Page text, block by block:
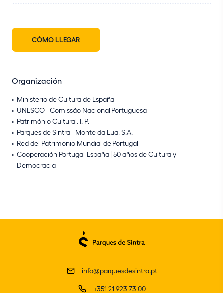
CÓMO LLEGAR
Organización
Ministerio de Cultura de España
UNESCO - Comissão Nacional Portuguesa
Património Cultural, I. P.
Parques de Sintra - Monte da Lua, S.A.
Red del Patrimonio Mundial de Portugal
Cooperación Portugal-España | 50 años de Cultura y
Democracia
info@parquesdesintra.pt
+351 21 923 73 00